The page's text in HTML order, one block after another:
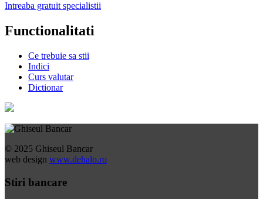
Intreaba gratuit specialistii
Functionalitati
Ce trebuie sa stii
Indici
Curs valutar
Dictionar
© 2025 Ghiseul Bancar
web design www.dehalo.ro
Stiri bancare